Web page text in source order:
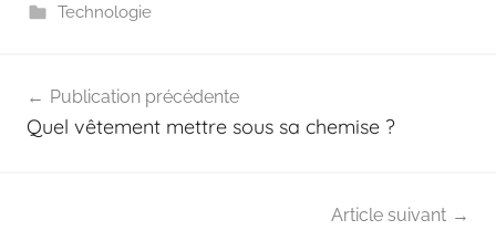
Technologie
de
Publication précédente
Quel vêtement mettre sous sa chemise ?
Article suivant